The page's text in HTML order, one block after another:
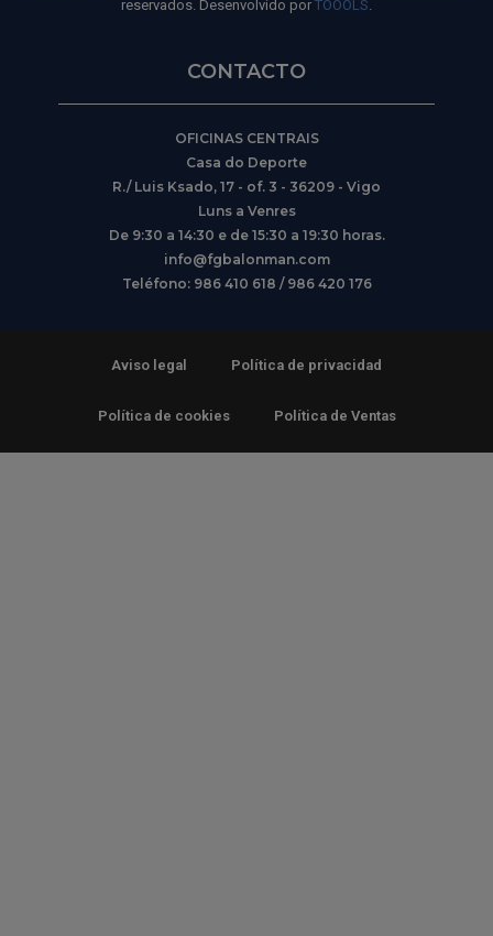
reservados. Desenvolvido por TOOOLS.
CONTACTO
OFICINAS CENTRAIS
Casa do Deporte
R./ Luis Ksado, 17 - of. 3 - 36209 - Vigo
Luns a Venres
De 9:30 a 14:30 e de 15:30 a 19:30 horas.
info@fgbalonman.com
Teléfono: 986 410 618 / 986 420 176
Aviso legal Política de privacidad
Política de cookies Política de Ventas